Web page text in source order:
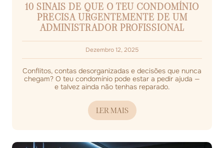
10 SINAIS DE QUE O TEU CONDOMÍNIO
PRECISA URGENTEMENTE DE UM
ADMINISTRADOR PROFISSIONAL
Dezembro 12, 2025
Conflitos, contas desorganizadas e decisões que nunca
chegam? O teu condomínio pode estar a pedir ajuda —
e talvez ainda não tenhas reparado.
LER MAIS